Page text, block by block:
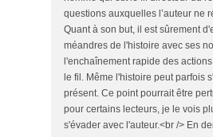
questions auxquelles l’auteur ne
Quant à son but, il est sûrement
méandres de l'histoire avec ses
l'enchaînement rapide des
le fil. Même l'histoire peut parfois
présent. Ce point pourrait être
pour certains lecteurs, je le vois
s'évader avec l'auteur.<br /> En